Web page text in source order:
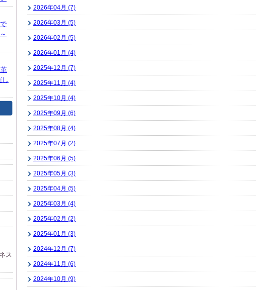
ス
2026年04月 (7)
2026年03月 (5)
2026年02月 (5)
2026年01月 (4)
2025年12月 (7)
2025年11月 (4)
2025年10月 (4)
2025年09月 (6)
2025年08月 (4)
2025年07月 (2)
2025年06月 (5)
2025年05月 (3)
2025年04月 (5)
2025年03月 (4)
2025年02月 (2)
2025年01月 (3)
2024年12月 (7)
2024年11月 (6)
2024年10月 (9)